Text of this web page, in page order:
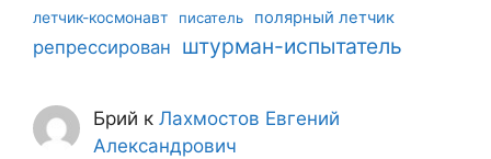
летчик-космонавт писатель полярный летчик
репрессирован штурман-испытатель
Брий кЛахмостов Евгений
Александрович